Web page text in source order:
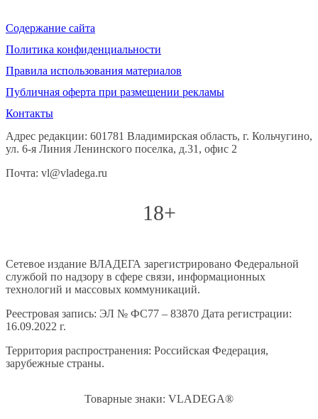
Содержание сайта
Политика конфиденциальности
Правила использования материалов
Публичная оферта при размещении рекламы
Контакты
Адрес редакции: 601781 Владимирская область, г. Кольчугино,
ул. 6-я Линия Ленинского поселка, д.31, офис 2
Почта: vl@vladega.ru
18+
Сетевое издание ВЛАДЕГА зарегистрировано Федеральной
службой по надзору в сфере связи, информационных
технологий и массовых коммуникаций.
Реестровая запись: ЭЛ № ФС77 – 83870 Дата регистрации:
16.09.2022 г.
Территория распространения: Российская Федерация,
зарубежные страны.
Товарные знаки: VLADEGA®